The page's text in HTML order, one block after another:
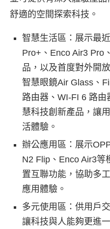
舒適的空間探索科技。
智慧生活區：展示最
Pro+、Enco Air3 Pro
品，以及首度對外開
智慧眼鏡Air Glass、
路由器、WI-FI 6 路
慧科技創新產品，讓
活體驗。
辦公應用區：展示
N2 Flip、Enco Air3等
置互聯功能，協助多
應用體驗。
多元使用區：供用戶
讓科技與人能夠更進一